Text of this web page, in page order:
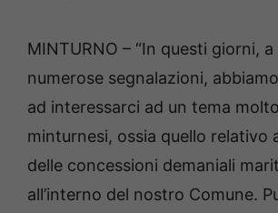
MINTURNO – “In questi giorni,
numerose segnalazioni,
ad interessarci ad un tema
minturnesi, ossia quello relativo
delle concessioni demaniali
all’interno del nostro Comune.